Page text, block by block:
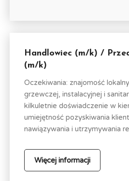
Handlowiec (m/k) /
(m/k)
Oczekiwania: znajomość
grzewczej, instalacyjnej i
kilkuletnie doświadczenie w
umiejętność pozyskiwania
nawiązywania i utrzymywania
Więcej informacji